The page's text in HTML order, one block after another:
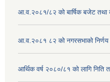
आ.व.२०८१/८२ को बार्षिक बजेट तथा
आ.व.२०८१ ८२ को नगरसभाको निर्णय
आर्थिक वर्ष २०८०/८१ को लागि निति